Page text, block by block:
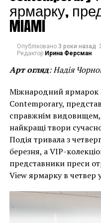
модернизма.
По словам Патрика
положительной.
составляют жители
нетерпением ждем
за границу ДНК TEFAF».
ярмарку,
MIAMI
Опубліковано 3 роки назад
Редактор Ирина Ферсман
Арт огляд: Надія
Міжнародний ярмарок
Contemporary,
справжнім видовищем,
найкращі твори
Подія тривала з
березня, а VIP-
представники преси
View ярмарку в четвер